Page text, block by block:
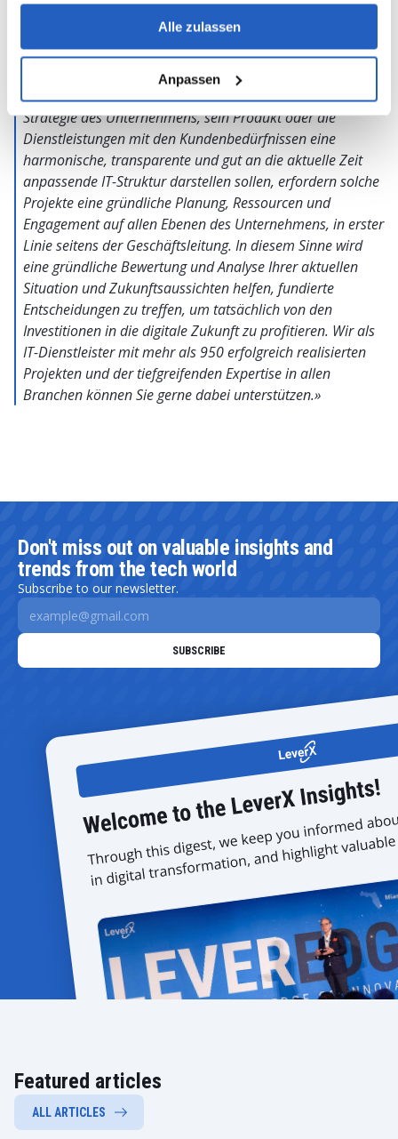
Alle zulassen
Anpassen
von Unternehmen verschiedener Größen weltweit. – «Es ist
wichtig, die individuellen Umstände und Ziele Ihres
Unternehmens zu berücksichtigen, bevor Sie sich zur
digitalen Transformation entscheiden. Da es sich hier um
die Schaffung eines Eco-IT-Systems handelt, wo die
Strategie des Unternehmens, sein Produkt oder die
Dienstleistungen mit den Kundenbedürfnissen eine
harmonische, transparente und gut an die aktuelle Zeit
anpassende IT-Struktur darstellen sollen, erfordern solche
Projekte eine gründliche Planung, Ressourcen und
Engagement auf allen Ebenen des Unternehmens, in erster
Linie seitens der Geschäftsleitung. In diesem Sinne wird
eine gründliche Bewertung und Analyse Ihrer aktuellen
Situation und Zukunftsaussichten helfen, fundierte
Entscheidungen zu treffen, um tatsächlich von den
Investitionen in die digitale Zukunft zu profitieren. Wir als
IT-Dienstleister mit mehr als 950 erfolgreich realisierten
Projekten und der tiefgreifenden Expertise in allen
Branchen können Sie gerne dabei unterstützen.»
Don't miss out on valuable insights and
trends from the tech world
Subscribe to our newsletter.
Featured articles
ALL ARTICLES